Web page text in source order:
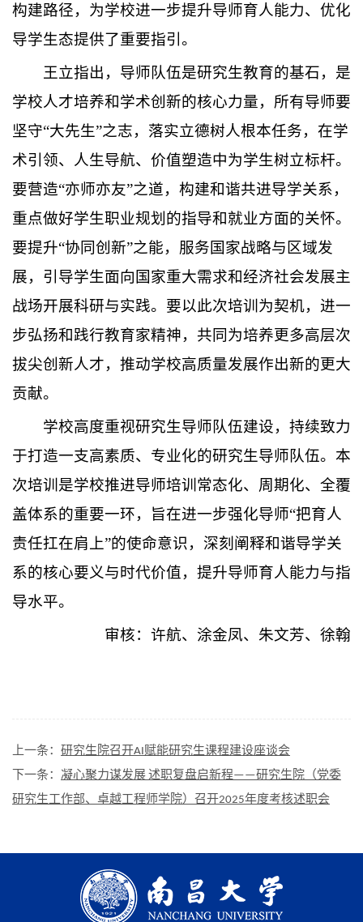
构建路径，为学校进一步提升导师育人能力、优化
导学生态提供了重要指引。
王立指出，导师队伍是研究生教育的基石，是
学校人才培养和学术创新的核心力量，所有导师要
坚守“大先生”之志，落实立德树人根本任务，在学
术引领、人生导航、价值塑造中为学生树立标杆。
要营造“亦师亦友”之道，构建和谐共进导学关系，
重点做好学生职业规划的指导和就业方面的关怀。
要提升“协同创新”之能，服务国家战略与区域发
展，引导学生面向国家重大需求和经济社会发展主
战场开展科研与实践。要以此次培训为契机，进一
步弘扬和践行教育家精神，共同为培养更多高层次
拔尖创新人才，推动学校高质量发展作出新的更大
贡献。
学校高度重视研究生导师队伍建设，持续致力
于打造一支高素质、专业化的研究生导师队伍。本
次培训是学校推进导师培训常态化、周期化、全覆
盖体系的重要一环，旨在进一步强化导师“把育人
责任扛在肩上”的使命意识，深刻阐释和谐导学关
系的核心要义与时代价值，提升导师育人能力与指
导水平。
审核：许航、涂金凤、朱文芳、徐翰
上一条： 研究生院召开AI赋能研究生课程建设座谈会
下一条： 凝心聚力谋发展 述职复盘启新程——研究生院（党委
研究生工作部、卓越工程师学院）召开2025年度考核述职会